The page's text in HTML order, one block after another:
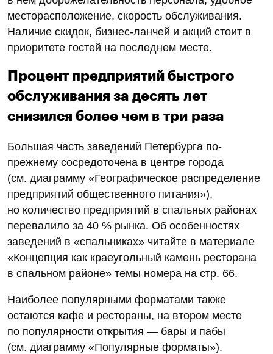
месторасположение, скорость обслуживания.
Наличие скидок, бизнес-ланчей и акций стоит в
приоритете гостей на последнем месте.
Процент предприятий быстрого
обслуживания за десять лет
снизился более чем в три раза
Большая часть заведений Петербурга по-
прежнему сосредоточена в центре города
(см. диаграмму «Географическое распределение
предприятий общественного питания»),
но количество предприятий в спальных районах
перевалило за 40 % рынка. Об особенностях
заведений в «спальниках» читайте в материале
«Концепция как краеугольный камень ресторана
в спальном районе» темы номера на стр. 66.
Наиболее популярными форматами также
остаются кафе и рестораны, на втором месте
по популярности открытия — бары и пабы
(см. диаграмму «Популярные форматы»).